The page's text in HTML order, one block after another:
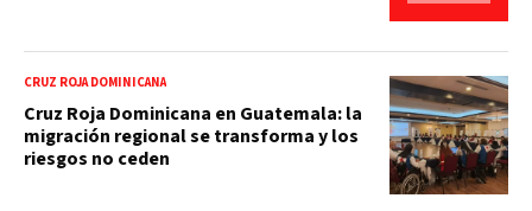
CRUZ ROJA DOMINICANA
Cruz Roja Dominicana en Guatemala: la
migración regional se transforma y los
riesgos no ceden